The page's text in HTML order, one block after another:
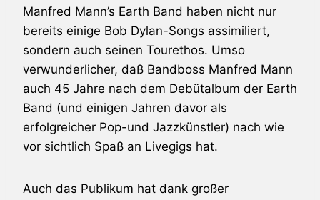
Manfred Mann’s Earth Band haben nicht nur
bereits einige Bob Dylan-Songs assimiliert,
sondern auch seinen Tourethos. Umso
verwunderlicher, daß Bandboss Manfred Mann
auch 45 Jahre nach dem Debütalbum der Earth
Band (und einigen Jahren davor als
erfolgreicher Pop-und Jazzkünstler) nach wie
vor sichtlich Spaß an Livegigs hat.
Auch das Publikum hat dank großer